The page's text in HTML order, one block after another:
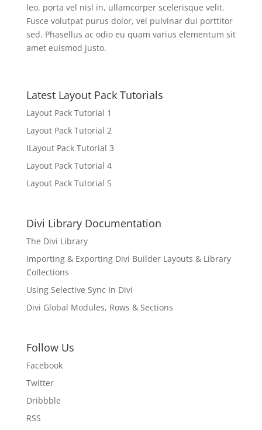
leo, porta vel nisl in, ullamcorper scelerisque velit.
Fusce volutpat purus dolor, vel pulvinar dui porttitor
sed. Phasellus ac odio eu quam varius elementum sit
amet euismod justo.
Latest Layout Pack Tutorials
Layout Pack Tutorial 1
Layout Pack Tutorial 2
ILayout Pack Tutorial 3
Layout Pack Tutorial 4
Layout Pack Tutorial 5
Divi Library Documentation
The Divi Library
Importing & Exporting Divi Builder Layouts & Library
Collections
Using Selective Sync In Divi
Divi Global Modules, Rows & Sections
Follow Us
Facebook
Twitter
Dribbble
RSS